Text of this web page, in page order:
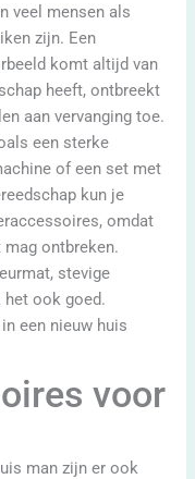
veel mensen als
zijn. Een
komt altijd van
heeft, ontbreekt
aan vervanging toe.
een sterke
of een set met
kun je
omdat
ontbreken.
stevige
het ook goed.
een nieuw huis
voor
man zijn er ook